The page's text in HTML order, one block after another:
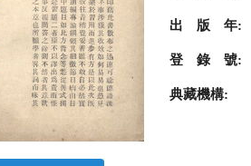
出 版 年:
登 錄 號:
典藏機構: